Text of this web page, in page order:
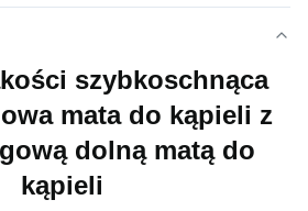
szybkoschnąca
mata do kąpieli z
dolną matą do
kąpieli